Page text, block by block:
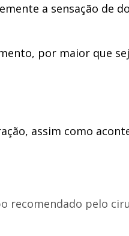
a sensação de
por maior que
assim como
recomendado pelo